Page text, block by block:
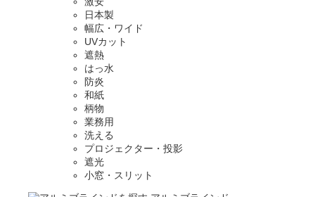
日本製
幅広・ワイド
UVカット
遮熱
はっ水
防炎
和紙
柄物
業務用
洗える
プロジェクター・投影
遮光
小窓・スリット